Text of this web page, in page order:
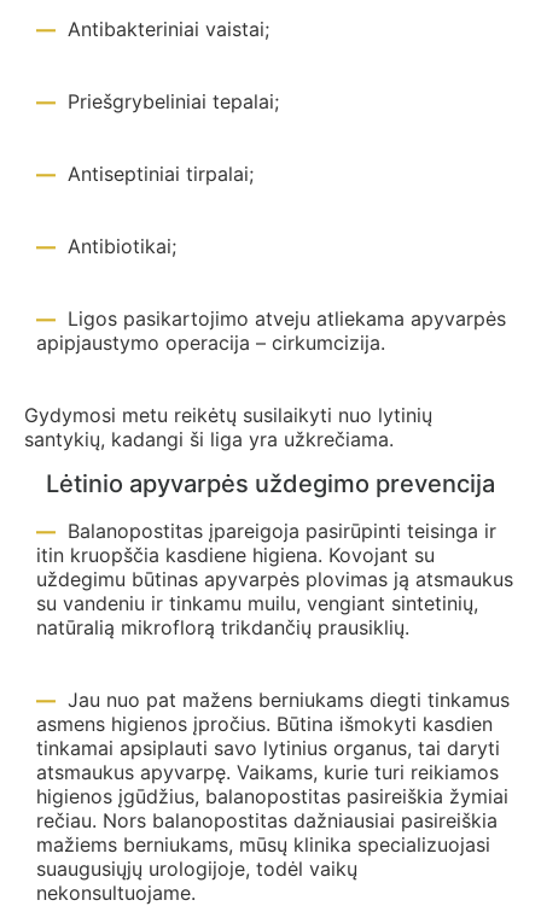
Antibakteriniai vaistai;
Priešgrybeliniai tepalai;
Antiseptiniai tirpalai;
Antibiotikai;
Ligos pasikartojimo atveju atliekama apyvarpės
apipjaustymo operacija – cirkumcizija.
Gydymosi metu reikėtų susilaikyti nuo lytinių
santykių, kadangi ši liga yra užkrečiama.
Lėtinio apyvarpės uždegimo prevencija
Balanopostitas įpareigoja pasirūpinti teisinga ir
itin kruopščia kasdiene higiena. Kovojant su
uždegimu būtinas apyvarpės plovimas ją atsmaukus
su vandeniu ir tinkamu muilu, vengiant sintetinių,
natūralią mikroflorą trikdančių prausiklių.
Jau nuo pat mažens berniukams diegti tinkamus
asmens higienos įpročius. Būtina išmokyti kasdien
tinkamai apsiplauti savo lytinius organus, tai daryti
atsmaukus apyvarpę. Vaikams, kurie turi reikiamos
higienos įgūdžius, balanopostitas pasireiškia žymiai
rečiau. Nors balanopostitas dažniausiai pasireiškia
mažiems berniukams, mūsų klinika specializuojasi
suaugusiųjų urologijoje, todėl vaikų
nekonsultuojame.